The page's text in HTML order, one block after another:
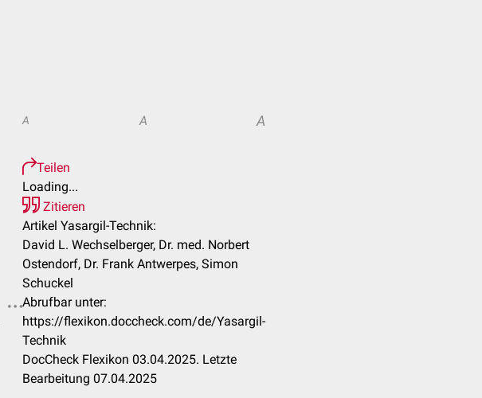
A A A
Teilen
Loading...
Zitieren
Artikel Yasargil-Technik:
David L. Wechselberger, Dr. med. Norbert
Ostendorf, Dr. Frank Antwerpes, Simon
Schuckel
Abrufbar unter:
https://flexikon.doccheck.com/de/Yasargil-
Technik
DocCheck Flexikon 03.04.2025. Letzte
Bearbeitung 07.04.2025